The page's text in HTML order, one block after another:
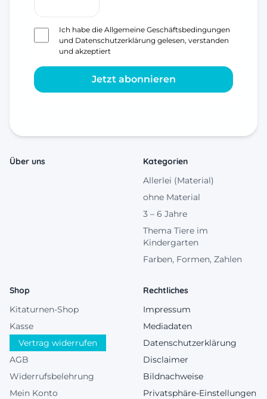
Ich habe die Allgemeine Geschäftsbedingungen
und Datenschutzerklärung gelesen, verstanden
und akzeptiert
Jetzt abonnieren
Über uns
Kategorien
Allerlei (Material)
ohne Material
3 – 6 Jahre
Thema Tiere im
Kindergarten
Farben, Formen, Zahlen
Shop
Kitaturnen-Shop
Kasse
Vertrag widerrufen
AGB
Widerrufsbelehrung
Mein Konto
Rechtliches
Impressum
Mediadaten
Datenschutzerklärung
Disclaimer
Bildnachweise
Privatsphäre-Einstellungen